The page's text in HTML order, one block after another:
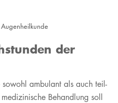
der
ambulant als auch teil-
Behandlung soll